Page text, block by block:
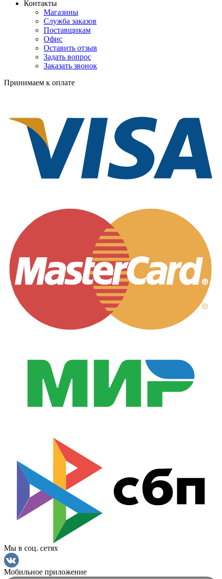
Контакты
Магазины
Служба заказов
Поставщикам
Офис
Оставить отзыв
Задать вопрос
Заказать звонок
Принимаем к оплате
Мы в соц. сетях
Мобильное приложение